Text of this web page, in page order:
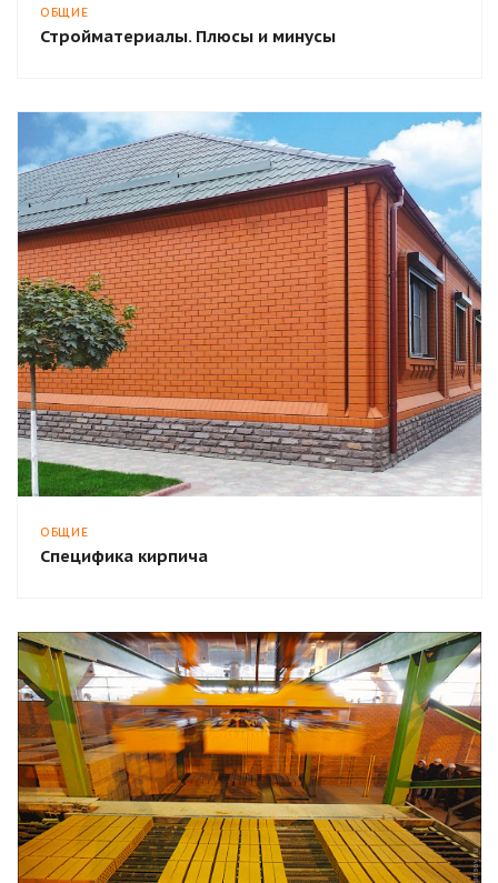
ОБЩИЕ
Стройматериалы. Плюсы и минусы
ОБЩИЕ
Специфика кирпича